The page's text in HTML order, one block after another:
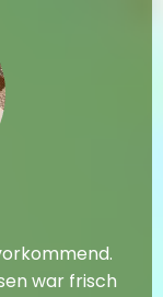
war frisch